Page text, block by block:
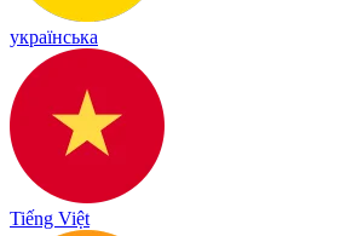
українська
Tiếng Việt